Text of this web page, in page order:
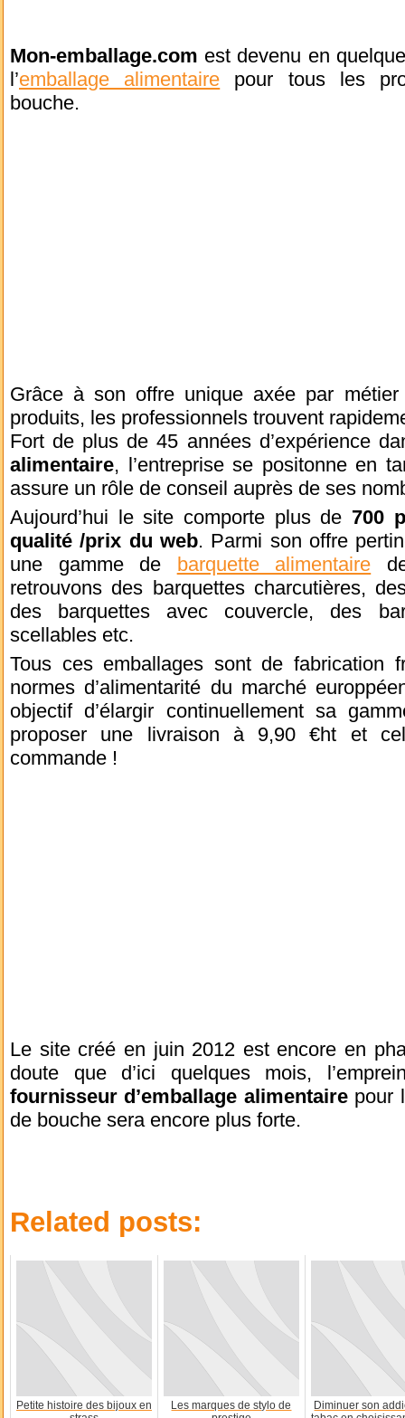
Mon-emballage.com est devenu en
l’emballage alimentaire pour tous les
bouche.
Grâce à son offre unique axée par
produits, les professionnels trouvent
Fort de plus de 45 années d’expérience
alimentaire, l’entreprise se positonne en
assure un rôle de conseil auprès de ses
Aujourd’hui le site comporte plus de 700
qualité /prix du web. Parmi son offre
une gamme de
barquette alimentaire
retrouvons des barquettes charcutières,
des barquettes avec couvercle, des
scellables etc.
Tous ces emballages sont de fabrication
normes d’alimentarité du marché
objectif d’élargir continuellement sa
proposer une livraison à 9,90 €ht et
commande !
Le site créé en juin 2012 est encore en
doute que d’ici quelques mois,
fournisseur d’emballage alimentairepour
de bouche sera encore plus forte.
Related posts:
Petite histoire des bijoux en
Les marques de stylo de
Diminuer son